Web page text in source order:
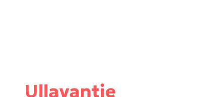
Ullavantie